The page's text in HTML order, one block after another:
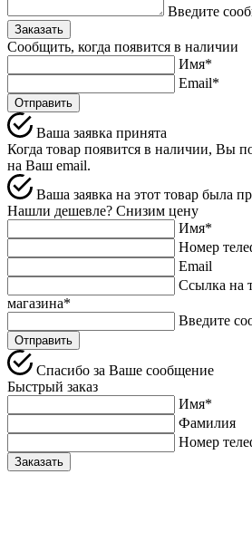
Введите
Заказать
Сообщить, когда появится в наличии
Имя*
Email*
Отправить
Ваша заявка принята
Когда товар появится в наличии, Вы
на Ваш email.
Ваша заявка на этот товар была
Нашли дешевле? Снизим цену
Имя*
Номер
Email
Ссылка на
магазина*
Введите
Спасибо за Ваше сообщение
Быстрый заказ
Имя*
Фамилия
Номер